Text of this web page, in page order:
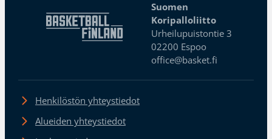
Suomen
Koripalloliitto
Urheilupuistontie 3
02200 Espoo
office@basket.fi
Henkilöstön yhteystiedot
Alueiden yhteystiedot